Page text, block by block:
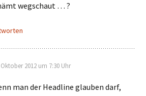
wegschaut … ?
Oktober 2012 um 7:30 Uhr
man der Headline glauben darf,